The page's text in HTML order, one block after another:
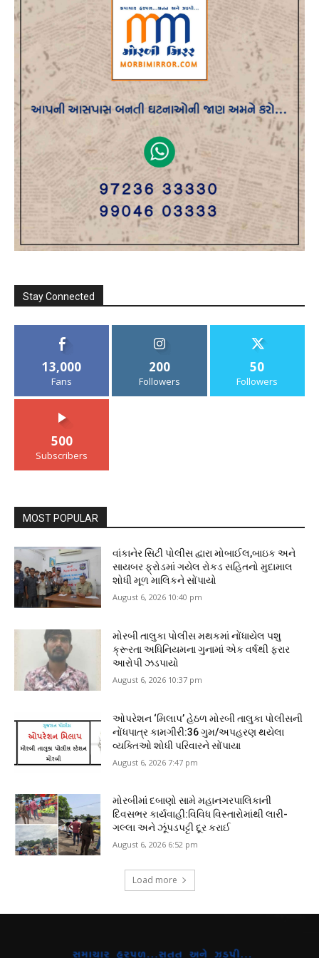
Stay Connected
13,000
Fans
200
Followers
50
Followers
500
Subscribers
MOST POPULAR
વાંકાનેર સિટી પોલીસ દ્વારા મોબાઈલ,બાઇક અને
સાયબર ફ્રોડમાં ગયેલ રોકડ સહિતનો મુદામાલ
શોધી મૂળ માલિકને સોંપાયો
August 6, 2026 10:40 pm
મોરબી તાલુકા પોલીસ મથકમાં નોંધાયેલ પશુ
ક્રૂરતા અધિનિયમના ગુનામાં એક વર્ષથી ફરાર
આરોપી ઝડપાયો
August 6, 2026 10:37 pm
ઓપરેશન ‘મિલાપ’ હેઠળ મોરબી તાલુકા પોલીસની
નોંધપાત્ર કામગીરી:36 ગુમ/અપહરણ થયેલા
વ્યક્તિઓ શોધી પરિવારને સોંપાયા
August 6, 2026 7:47 pm
મોરબીમાં દબાણો સામે મહાનગરપાલિકાની
દિવસભર કાર્યવાહી:વિવિધ વિસ્તારોમાંથી લારી-
ગલ્લા અને ઝૂંપડપટ્ટી દૂર કરાઈ
August 6, 2026 6:52 pm
Load more